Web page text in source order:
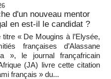
: Yaël Braun-Pivet se dit
le nouveau pavillon
les forces israéliennes
d'un nouveau mentor
en est-il le candidat ?
titre « De Mougins à l’Elysée,
françaises d’Alassane
», le journal françafricain
(JA) livre cette citation
français » du...